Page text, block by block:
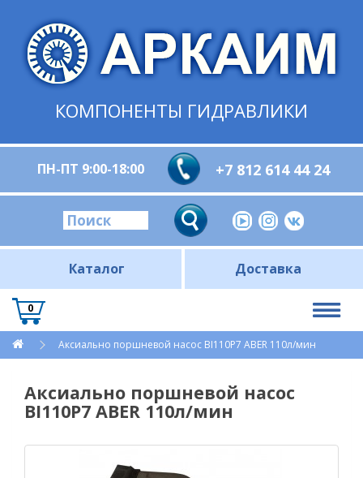
КОМПОНЕНТЫ ГИДРАВЛИКИ
ПН-ПТ 9:00-18:00 +7 812 614 44 24
Каталог Доставка
0
Аксиально поршневой насос BI110P7 ABER 110л/мин
Аксиально поршневой насос
BI110P7 ABER 110л/мин